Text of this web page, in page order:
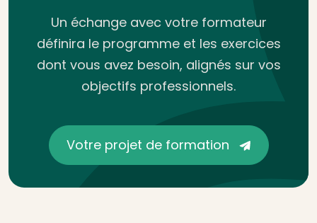
Un échange avec votre formateur
définira le programme et les exercices
dont vous avez besoin, alignés sur vos
objectifs professionnels.
Votre projet de formation